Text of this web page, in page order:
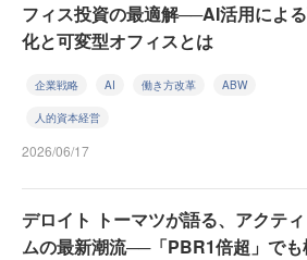
フィス投資の最適解──AI活用によ
化と可変型オフィスとは
企業戦略 AI 働き方改革 ABW
人的資本経営
2026/06/17
デロイト トーマツが語る、アクテ
ムの最新潮流──「PBR1倍超」でも